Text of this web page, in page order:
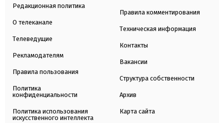
Редакционная политика
О телеканале
Телеведущие
Рекламодателям
Правила пользования
Политика
конфиденциальности
Политика использования
искусственного интеллекта
Правила комментирования
Техническая информация
Контакты
Вакансии
Структура собственности
Архив
Карта сайта